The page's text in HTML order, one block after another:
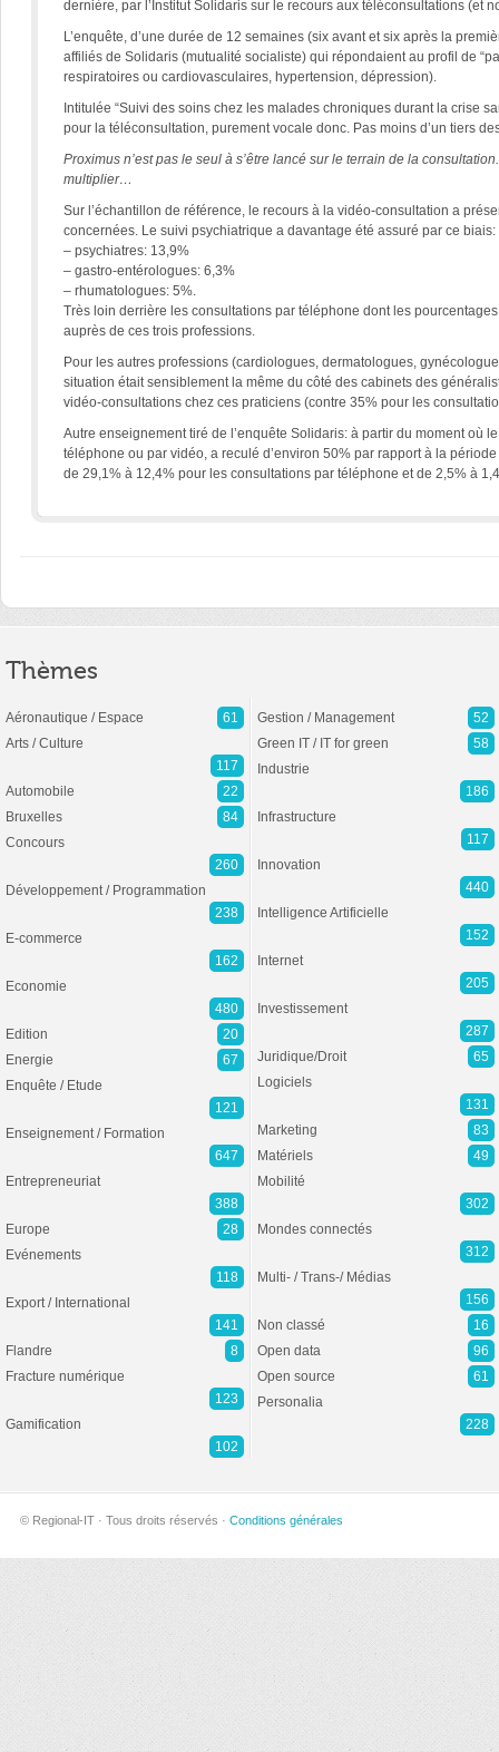
dernière, par l’Institut Solidaris sur le recours aux téléconsultations (et
L’enquête, d’une durée de 12 semaines (six avant et six après la
affiliés de Solidaris (mutualité socialiste) qui répondaient au profil de
respiratoires ou cardiovasculaires, hypertension, dépression).
Intitulée “Suivi des soins chez les malades chroniques durant la crise
pour la téléconsultation, purement vocale donc. Pas moins d’un tiers
Proximus n’est pas le seul à s’être lancé sur le terrain de la
multiplier…
Sur l’échantillon de référence, le recours à la vidéo-consultation a
concernées. Le suivi psychiatrique a davantage été assuré par ce biais:
– psychiatres: 13,9%
– gastro-entérologues: 6,3%
– rhumatologues: 5%.
Très loin derrière les consultations par téléphone dont les
auprès de ces trois professions.
Pour les autres professions (cardiologues, dermatologues,
situation était sensiblement la même du côté des cabinets des
vidéo-consultations chez ces praticiens (contre 35% pour les
Autre enseignement tiré de l’enquête Solidaris: à partir du moment où
téléphone ou par vidéo, a reculé d’environ 50% par rapport à la
de 29,1% à 12,4% pour les consultations par téléphone et de 2,5% à
Thèmes
Aéronautique / Espace
61
Arts / Culture
117
Automobile
22
Bruxelles
84
Concours
260
Développement / Programmation
238
E-commerce
162
Economie
480
Edition
20
Energie
67
Enquête / Etude
121
Enseignement / Formation
647
Entrepreneuriat
388
Europe
28
Evénements
118
Export / International
141
Flandre
8
Fracture numérique
123
Gamification
102
Gestion / Management
52
Green IT / IT for green
58
Industrie
186
Infrastructure
117
Innovation
440
Intelligence Artificielle
152
Internet
205
Investissement
287
Juridique/Droit
65
Logiciels
131
Marketing
83
Matériels
49
Mobilité
302
Mondes connectés
312
Multi- / Trans-/ Médias
156
Non classé
16
Open data
96
Open source
61
Personalia
228
© Regional-IT · Tous droits réservés · Conditions générales